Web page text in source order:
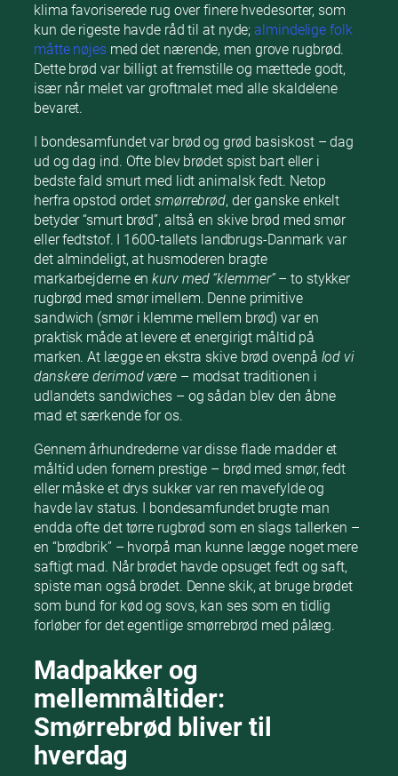
klima favoriserede rug over finere hvedesorter, som
kun de rigeste havde råd til at nyde;almindelige folk
måtte nøjesmed det nærende, men grove rugbrød.
Dette brød var billigt at fremstille og mættede godt,
især når melet var groftmalet med alle skaldelene
bevaret.
I bondesamfundet var brød og grød basiskost – dag
ud og dag ind. Ofte blev brødet spist bart eller i
bedste fald smurt med lidt animalsk fedt. Netop
herfra opstod ordet smørrebrød, der ganske enkelt
betyder “smurt brød”, altså en skive brød med smør
eller fedtstof. I 1600-tallets landbrugs-Danmark var
det almindeligt, at husmoderen bragte
markarbejderne enkurv med “klemmer”– to stykker
rugbrød med smør imellem. Denne primitive
sandwich (smør i klemme mellem brød) var en
praktisk måde at levere et energirigt måltid på
marken. At lægge en ekstra skive brød ovenpå lod vi
danskere derimod være– modsat traditionen i
udlandets sandwiches – og sådan blev den åbne
mad et særkende for os.
Gennem århundrederne var disse flade madder et
måltid uden fornem prestige – brød med smør, fedt
eller måske et drys sukker var ren mavefylde og
havde lav status. I bondesamfundet brugte man
endda ofte det tørre rugbrød som en slags tallerken –
en “brødbrik” – hvorpå man kunne lægge noget mere
saftigt mad. Når brødet havde opsuget fedt og saft,
spiste man også brødet. Denne skik, at bruge brødet
som bund for kød og sovs, kan ses som en tidlig
forløber for det egentlige smørrebrød med pålæg.
Madpakker og
mellemmåltider:
Smørrebrød bliver til
hverdag